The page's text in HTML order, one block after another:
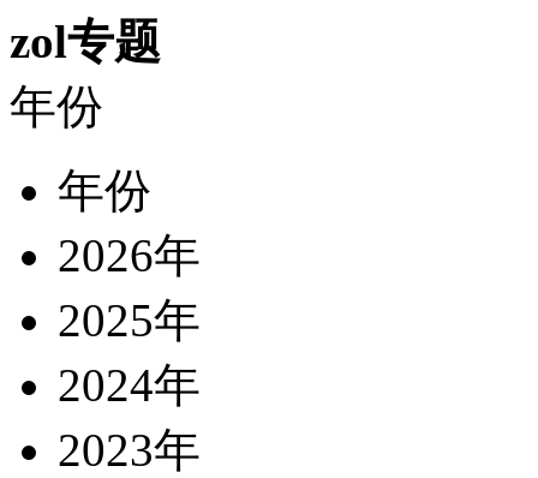
zol专题
年份
年份
2026年
2025年
2024年
2023年